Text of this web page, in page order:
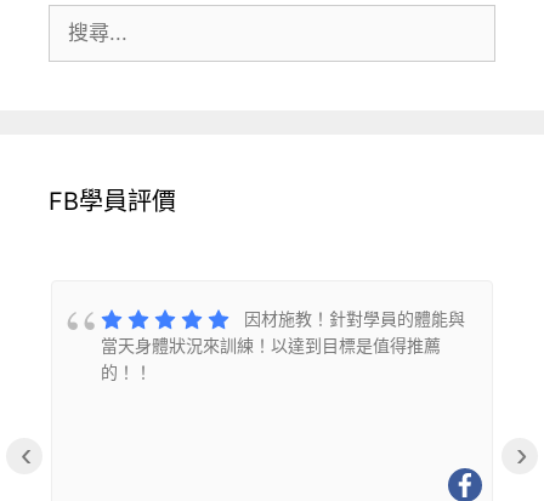
尋:
FB學員評價
因材施教！針對學員的體能與
當天身體狀況來訓練！以達到目標是值得推薦
的！！
‹ ›